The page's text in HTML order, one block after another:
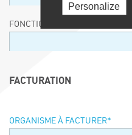
FONCTION
FACTURATION
ORGANISME À FACTURER*
Personalize